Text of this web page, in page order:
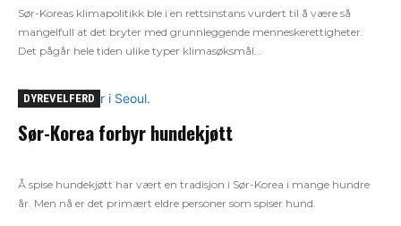
Sør-Koreas klimapolitikk ble i en rettsinstans vurdert til å være så
mangelfull at det bryter med grunnleggende menneskerettigheter.
Det pågår hele tiden ulike typer klimasøksmål...
DYREVELFERD
Sør-Korea forbyr hundekjøtt
Å spise hundekjøtt har vært en tradisjon i Sør-Korea i mange hundre
år. Men nå er det primært eldre personer som spiser hund.